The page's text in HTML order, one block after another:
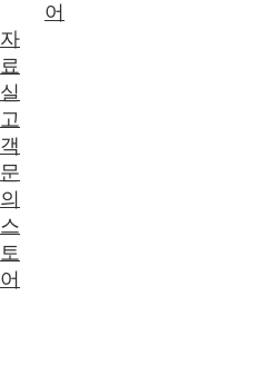
어
자
료
실
고
객
문
의
스
토
어